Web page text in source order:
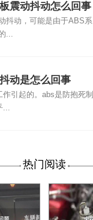
震动抖动怎么回事
抖动，可能是由于ABS系
...
动是怎么回事
引起的。abs是防抱死制
...
热门阅读